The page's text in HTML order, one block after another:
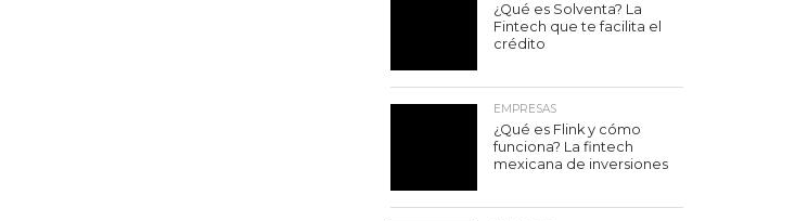
¿Qué es Solventa? La
Fintech que te facilita el
crédito
EMPRESAS
¿Qué es Flink y cómo
funciona? La fintech
mexicana de inversiones